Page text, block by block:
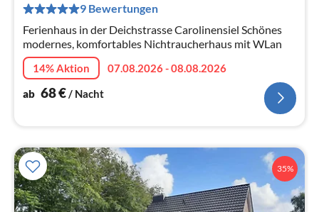
9 Bewertungen
Ferienhaus in der Deichstrasse Carolinensiel Schönes
modernes, komfortables Nichtraucherhaus mit WLan
14% Aktion
07.08.2026 - 08.08.2026
ab 68€/ Nacht
35%